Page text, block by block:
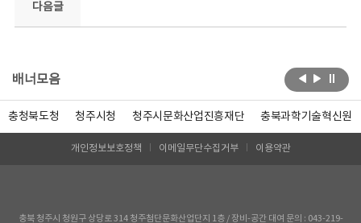
다음글
배너모음
충청북도청 청주시청 청주시문화산업진흥재단 충북과학기술혁신원
개인정보보호정책 이메일무단수집거부 이용약관
충북 청주시 청원구 상당로 314 청주첨단문화산업단지 1층 / 장비-공간 대여 문의 : 043-219-